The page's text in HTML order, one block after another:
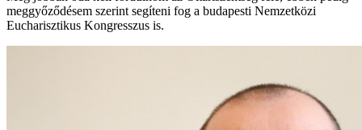
meggyőződésem szerint segíteni fog a budapesti Nemzetközi
Eucharisztikus Kongresszus is.